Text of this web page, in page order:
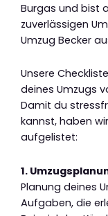
Burgas und bist
zuverlässigen
Umzug Becker
Unsere
deines Umzugs
Damit du
kannst, haben
aufgelistet:
1.
Planung deines
Aufgaben, die